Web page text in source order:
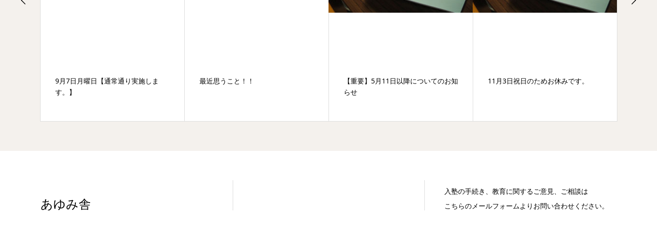
9月7日月曜日【通常通り実施しま
す。】
最近思うこと！！
【重要】5月11日以降についてのお知
らせ
11月3日祝日のためお休みです。
あゆみ舎
入塾の手続き、教育に関するご意見、ご相談は
こちらのメールフォームよりお問い合わせください。